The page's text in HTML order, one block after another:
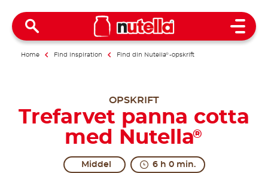
Open
Home Find inspiration Find din Nutella®-opskrift
OPSKRIFT
Trefarvet panna cotta
med Nutella®
Middel 6 h 0 min.